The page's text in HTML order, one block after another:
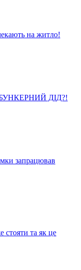
на житло!
БУНКЕРНИЙ ДІД?!
запрацював
стояти та як це